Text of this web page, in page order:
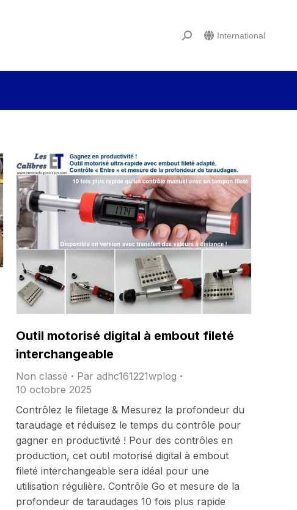
International
Outil motorisé digital à embout fileté
interchangeable
Non classé Par adhc161221wplog
10 octobre 2025
Contrôlez le filetage & Mesurez la profondeur du
taraudage et réduisez le temps du contrôle pour
gagner en productivité ! Pour des contrôles en
production, cet outil motorisé digital à embout
fileté interchangeable sera idéal pour une
utilisation régulière. Contrôle Go et mesure de la
profondeur de taraudages 10 fois plus rapide